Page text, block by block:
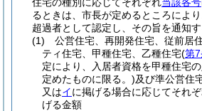
るときは、市長が定めるところによ
超過者として認定し、その旨を通知す
(1)
公営住宅、再開発住宅、従前居
ティ住宅、甲種住宅、乙種住宅(第
定により、入居者資格を甲種住宅
定めたものに限る。)及び準公営住
又はイに掲げる場合に応じてそれ
げる金額